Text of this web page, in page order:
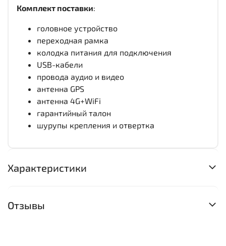
Комплект поставки:
головное устройство
переходная рамка
колодка питания для подключения
USB-кабели
провода аудио и видео
антенна GPS
антенна 4G+WiFi
гарантийный талон
шурупы крепления и отвертка
Характеристики
Отзывы